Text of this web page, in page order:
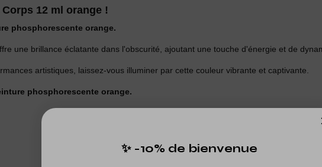
12 ml orange !
phosphorescente orange.
une brillance éclatante dans l'obscurité, ajoutant une touche d'énergie et de
artistiques, laissez-vous illuminer par cette couleur vibrante et captivante.
phosphorescente orange.
✨ -10% de bienvenue